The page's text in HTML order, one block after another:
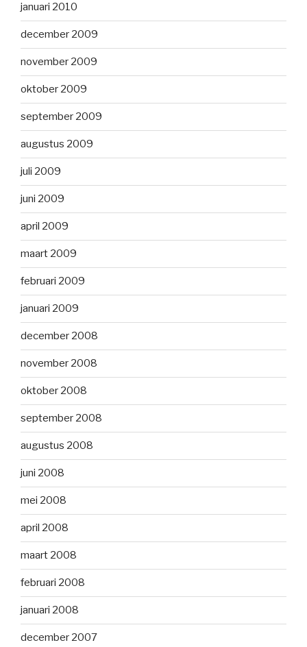
januari 2010
december 2009
november 2009
oktober 2009
september 2009
augustus 2009
juli 2009
juni 2009
april 2009
maart 2009
februari 2009
januari 2009
december 2008
november 2008
oktober 2008
september 2008
augustus 2008
juni 2008
mei 2008
april 2008
maart 2008
februari 2008
januari 2008
december 2007